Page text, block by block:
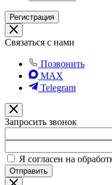
Регистрация
Связаться с нами
Позвонить
MAX
Telegram
Запросить звонок
Я согласен на
Отправить